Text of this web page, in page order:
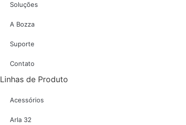
Soluções
A Bozza
Suporte
Contato
Linhas de Produto
Acessórios
Arla 32